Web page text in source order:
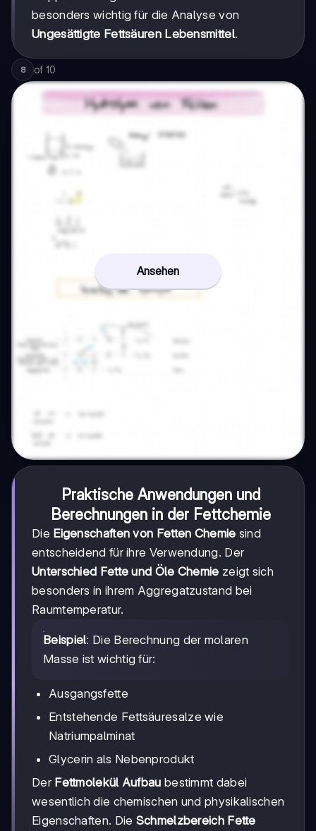
besonders wichtig für die Analyse von
Ungesättigte Fettsäuren Lebensmittel.
8 of 10
Ansehen
Praktische Anwendungen und
Berechnungen in der Fettchemie
Die Eigenschaften von Fetten Chemie sind
entscheidend für ihre Verwendung. Der
Unterschied Fette und Öle Chemie zeigt sich
besonders in ihrem Aggregatzustand bei
Raumtemperatur.
Beispiel: Die Berechnung der molaren
Masse ist wichtig für:
Ausgangsfette
Entstehende Fettsäuresalze wie
Natriumpalminat
Glycerin als Nebenprodukt
Der Fettmolekül Aufbau bestimmt dabei
wesentlich die chemischen und physikalischen
Eigenschaften. Die Schmelzbereich Fette